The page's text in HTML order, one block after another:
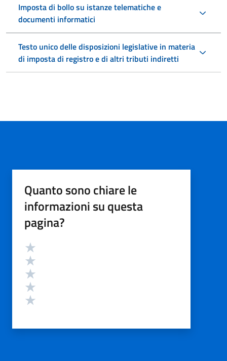
Imposta di bollo su istanze telematiche e
documenti informatici
Testo unico delle disposizioni legislative in materia
di imposta di registro e di altri tributi indiretti
Quanto sono chiare le
informazioni su questa
pagina?
Valutazione